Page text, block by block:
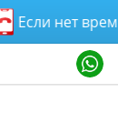
нет времени